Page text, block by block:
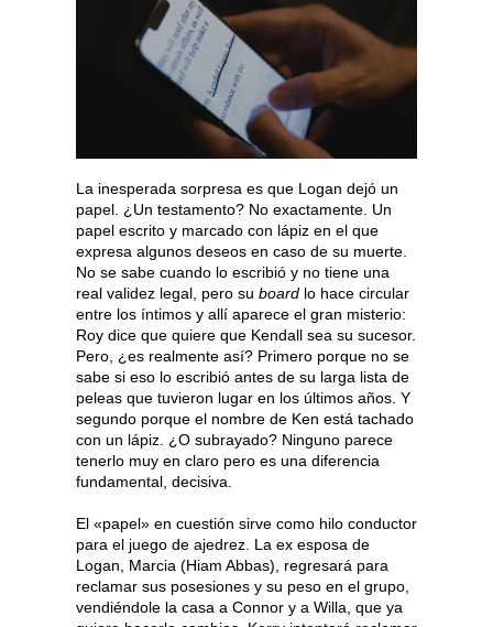
La inesperada sorpresa es que Logan dejó un
papel. ¿Un testamento? No exactamente. Un
papel escrito y marcado con lápiz en el que
expresa algunos deseos en caso de su muerte.
No se sabe cuando lo escribió y no tiene una
real validez legal, pero su board lo hace circular
entre los íntimos y allí aparece el gran misterio:
Roy dice que quiere que Kendall sea su sucesor.
Pero, ¿es realmente así? Primero porque no se
sabe si eso lo escribió antes de su larga lista de
peleas que tuvieron lugar en los últimos años. Y
segundo porque el nombre de Ken está tachado
con un lápiz. ¿O subrayado? Ninguno parece
tenerlo muy en claro pero es una diferencia
fundamental, decisiva.
El «papel» en cuestión sirve como hilo conductor
para el juego de ajedrez. La ex esposa de
Logan, Marcia (Hiam Abbas), regresará para
reclamar sus posesiones y su peso en el grupo,
vendiéndole la casa a Connor y a Willa, que ya